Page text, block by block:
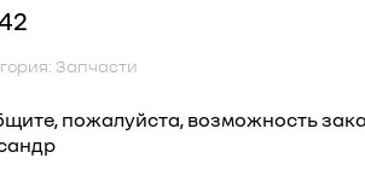
Запчасти
пожалуйста, возможность